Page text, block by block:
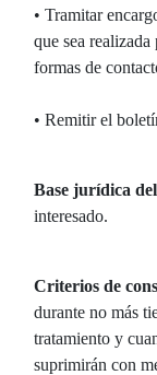
• Tramitar
que sea
formas de
• Remitir el
Base jurídica
interesado.
Criterios de
durante no más
tratamiento y
suprimirán con